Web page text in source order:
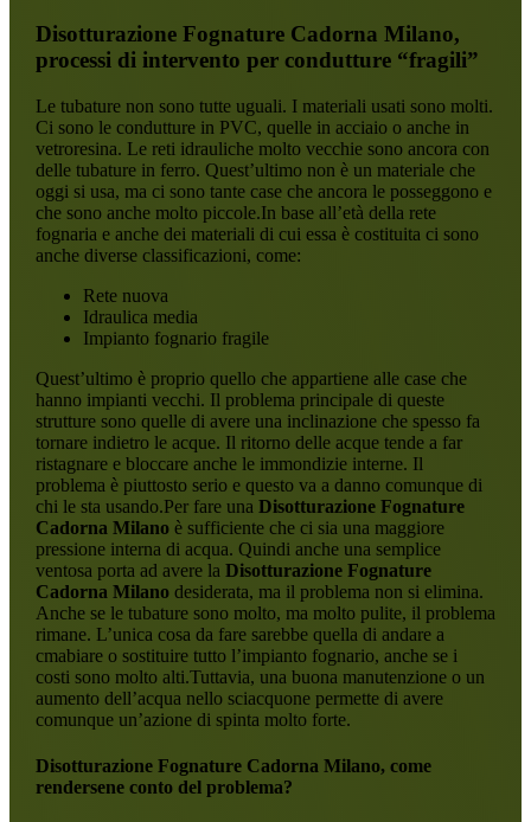
Disotturazione Fognature Cadorna Milano,
processi di intervento per condutture “fragili”
Le tubature non sono tutte uguali. I materiali usati sono molti.
Ci sono le condutture in PVC, quelle in acciaio o anche in
vetroresina. Le reti idrauliche molto vecchie sono ancora con
delle tubature in ferro. Quest’ultimo non è un materiale che
oggi si usa, ma ci sono tante case che ancora le posseggono e
che sono anche molto piccole.In base all’età della rete
fognaria e anche dei materiali di cui essa è costituita ci sono
anche diverse classificazioni, come:
Rete nuova
Idraulica media
Impianto fognario fragile
Quest’ultimo è proprio quello che appartiene alle case che
hanno impianti vecchi. Il problema principale di queste
strutture sono quelle di avere una inclinazione che spesso fa
tornare indietro le acque. Il ritorno delle acque tende a far
ristagnare e bloccare anche le immondizie interne. Il
problema è piuttosto serio e questo va a danno comunque di
chi le sta usando.Per fare una Disotturazione Fognature
Cadorna Milanoè sufficiente che ci sia una maggiore
pressione interna di acqua. Quindi anche una semplice
ventosa porta ad avere la Disotturazione Fognature
Cadorna Milanodesiderata, ma il problema non si elimina.
Anche se le tubature sono molto, ma molto pulite, il problema
rimane. L’unica cosa da fare sarebbe quella di andare a
cmabiare o sostituire tutto l’impianto fognario, anche se i
costi sono molto alti.Tuttavia, una buona manutenzione o un
aumento dell’acqua nello sciacquone permette di avere
comunque un’azione di spinta molto forte.
Disotturazione Fognature Cadorna Milano, come
rendersene conto del problema?